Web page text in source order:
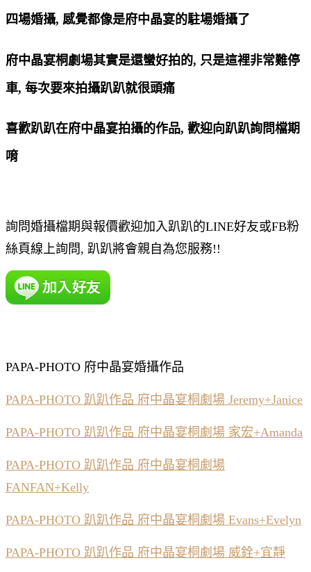
四場婚攝, 感覺都像是府中晶宴的駐場婚攝了
府中晶宴桐劇場其實是還蠻好拍的, 只是這裡非常難停
車, 每次要來拍攝趴趴就很頭痛
喜歡趴趴在府中晶宴拍攝的作品, 歡迎向趴趴詢問檔期
唷
詢問婚攝檔期與報價歡迎加入趴趴的LINE好友或FB粉
絲頁線上詢問, 趴趴將會親自為您服務!!
PAPA-PHOTO 府中晶宴婚攝作品
PAPA-PHOTO 趴趴作品 府中晶宴桐劇場 Jeremy+Janice
PAPA-PHOTO 趴趴作品 府中晶宴桐劇場 家宏+Amanda
PAPA-PHOTO 趴趴作品 府中晶宴桐劇場
FANFAN+Kelly
PAPA-PHOTO 趴趴作品 府中晶宴桐劇場 Evans+Evelyn
PAPA-PHOTO 趴趴作品 府中晶宴桐劇場 威銓+宜靜